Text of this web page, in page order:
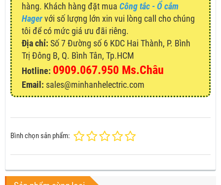
hàng. Khách hàng đặt mua Công tắc - Ổ cắm
Hagervới số lượng lớn xin vui lòng call cho chúng
tôi để có mức giá ưu đãi riêng.
Địa chỉ: Số 7 Đường số 6 KDC Hai Thành, P. Bình
Trị Đông B, Q. Bình Tân, Tp.HCM
Hotline: 0909.067.950 Ms.Châu
Email: sales@minhanhelectric.com
Bình chọn sản phẩm: